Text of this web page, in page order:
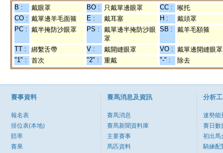
B : 戴眼罩 BO : 只戴單邊眼罩 CC :
喉托
CO : 戴單邊羊毛面箍 E : 戴耳塞 H :
戴頭罩
PC : 戴半掩防沙眼罩 PS :
戴單邊半掩防沙眼
罩
SB : 戴羊毛額箍
TT : 綁繫舌帶 V : 戴開縫眼罩 VO : 戴單邊開縫眼罩
"1" :
首次 "2" : 重戴 "-" : 除去
賽事資料
報名表
排位表(本地)
賠率
賽果
賽馬消息及資訊
賽馬消息
賽馬新聞資料庫
主要賽事
馬匹資料
分析
速勢能
賽日數
初出馬
騎練配